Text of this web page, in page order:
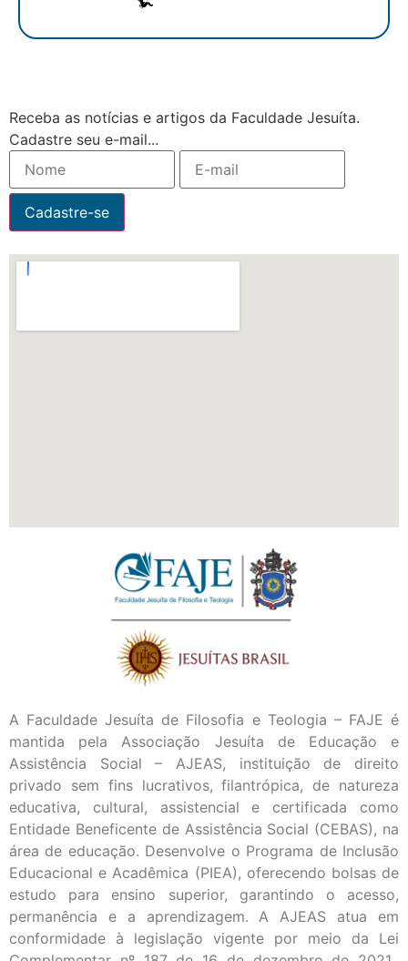
Receba as notícias e artigos da Faculdade Jesuíta.
Cadastre seu e-mail...
A Faculdade Jesuíta de Filosofia e Teologia – FAJE é
mantida pela Associação Jesuíta de Educação e
Assistência Social – AJEAS, instituição de direito
privado sem fins lucrativos, filantrópica, de natureza
educativa, cultural, assistencial e certificada como
Entidade Beneficente de Assistência Social (CEBAS), na
área de educação. Desenvolve o Programa de Inclusão
Educacional e Acadêmica (PIEA), oferecendo bolsas de
estudo para ensino superior, garantindo o acesso,
permanência e a aprendizagem. A AJEAS atua em
conformidade à legislação vigente por meio da Lei